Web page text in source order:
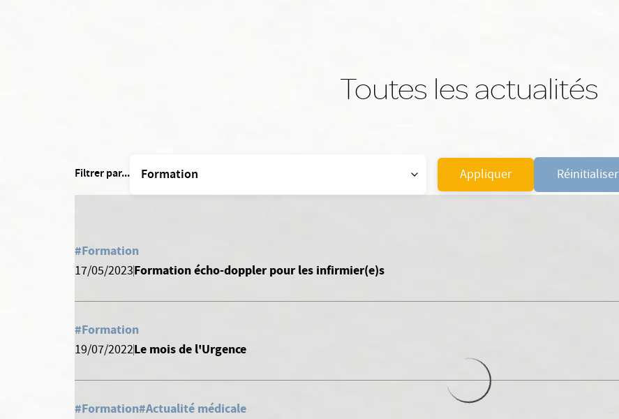
Toutes les actualités
Filtrer par... Appliquer Réinitialiser
#Formation
17/05/2023Formation écho-doppler pour les infirmier(e)s
#Formation
19/07/2022Le mois de l'Urgence
#Formation#Actualité médicale